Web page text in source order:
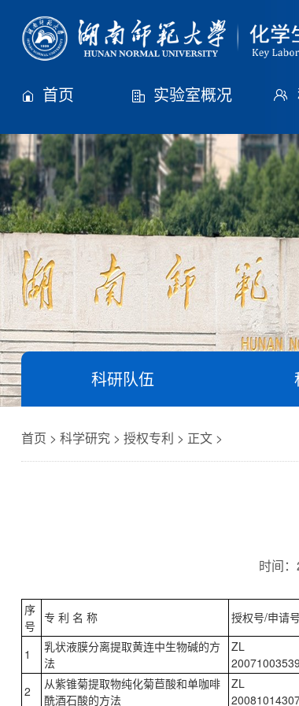
首页 实验室概况
科研队伍
首页 > 科学研究 > 授权专利 > 正文 >
时间：
序
号
专 利 名 称 授权号/申请号
1
乳状液膜分离提取黄连中生物碱的方
法
ZL
2
从紫锥菊提取物纯化菊苣酸和单咖啡
酰酒石酸的方法
ZL